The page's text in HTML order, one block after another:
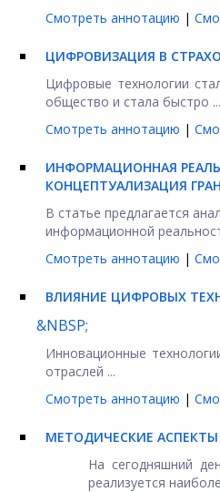
Смотреть аннотацию |
ЦИФРОВИЗАЦИЯ В
Цифровые технологии
общество и стала быстро ...
Смотреть аннотацию |
ИНФОРМАЦИОННАЯ
КОНЦЕПТУАЛИЗАЦИЯ
В статье предлагается
информационной
Смотреть аннотацию |
ВЛИЯНИЕ ЦИФРОВЫХ
&NBSP;
Инновационные
отраслей ...
Смотреть аннотацию |
МЕТОДИЧЕСКИЕ
На сегодняшний
реализуется